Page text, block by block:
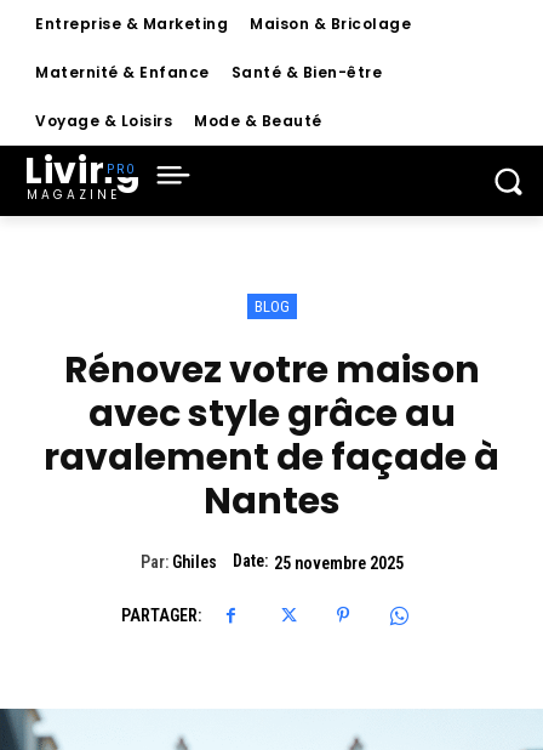
Entreprise & Marketing Maison & Bricolage
Maternité & Enfance Santé & Bien-être
Voyage & Loisirs Mode & Beauté
Living
MAGAZINE
BLOG
Rénovez votre maison
avec style grâce au
ravalement de façade à
Nantes
Par: Ghiles Date: 25 novembre 2025
PARTAGER: